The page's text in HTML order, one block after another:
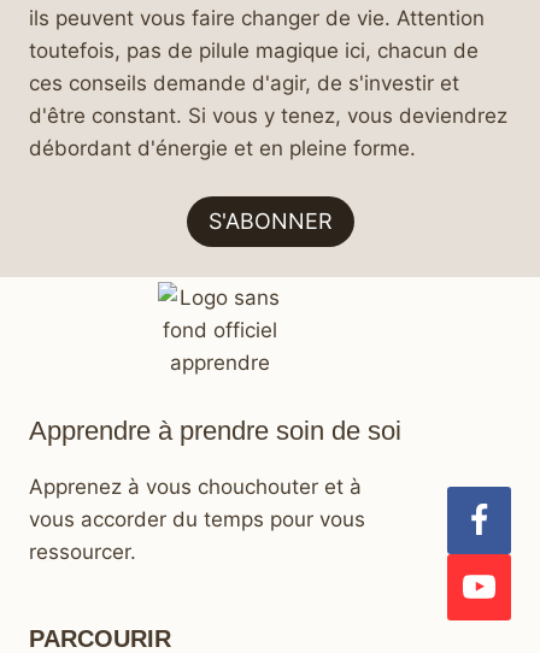
ils peuvent vous faire changer de vie. Attention
toutefois, pas de pilule magique ici, chacun de
ces conseils demande d'agir, de s'investir et
d'être constant. Si vous y tenez, vous deviendrez
débordant d'énergie et en pleine forme.
S'ABONNER
Apprendre à prendre soin de soi
Apprenez à vous chouchouter et à
vous accorder du temps pour vous
ressourcer.
PARCOURIR